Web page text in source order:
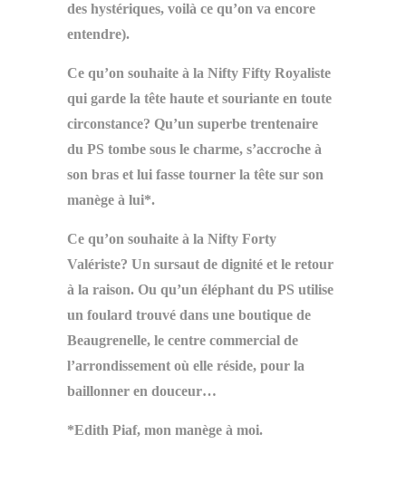
des hystériques, voilà ce qu’on va encore
entendre).
Ce qu’on souhaite à la Nifty Fifty Royaliste
qui garde la tête haute et souriante en toute
circonstance? Qu’un superbe trentenaire
du PS tombe sous le charme, s’accroche à
son bras et lui fasse tourner la tête sur son
manège à lui*.
Ce qu’on souhaite à la Nifty Forty
Valériste? Un sursaut de dignité et le retour
à la raison. Ou qu’un éléphant du PS utilise
un foulard trouvé dans une boutique de
Beaugrenelle, le centre commercial de
l’arrondissement où elle réside, pour la
baillonner en douceur…
*Edith Piaf, mon manège à moi.